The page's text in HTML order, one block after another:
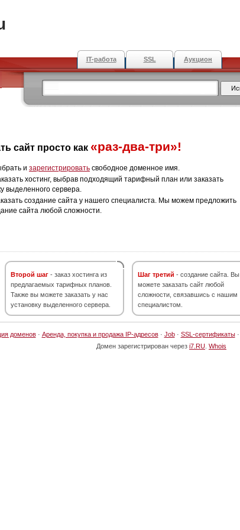
IT-работа SSL Аукцион
сайт просто как «раз-два-три»!
и зарегистрировать свободное доменное имя.
хостинг, выбрав подходящий тарифный план или заказать
выделенного сервера.
создание сайта у нашего специалиста. Мы можем предложить
сайта любой сложности.
Второй шаг - заказ хостинга из
предлагаемых тарифных планов.
Также вы можете заказать у нас
установку выделенного сервера.
Шаг третий - создание сайта. Вы
можете заказать сайт любой
сложности, связавшись с нашим
специалистом.
доменов· Аренда, покупка и продажа IP-адресов· Job· SSL-сертификаты·
Домен зарегистрирован через i7.RU Whois